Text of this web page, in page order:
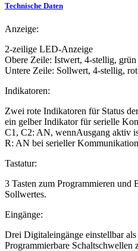
Technische Daten
Anzeige:
2-zeilige LED-Anzeige
Obere Zeile: Istwert, 4-stellig,
Untere Zeile: Sollwert, 4-stellig,
Indikatoren:
Zwei rote Indikatoren für Status
ein gelber Indikator für serielle
C1, C2: AN, wennAusgang aktiv
R: AN bei serieller Kommunikation
Tastatur:
3 Tasten zum Programmieren und
Sollwertes.
Eingänge:
Drei Digitaleingänge einstellbar
Programmierbare